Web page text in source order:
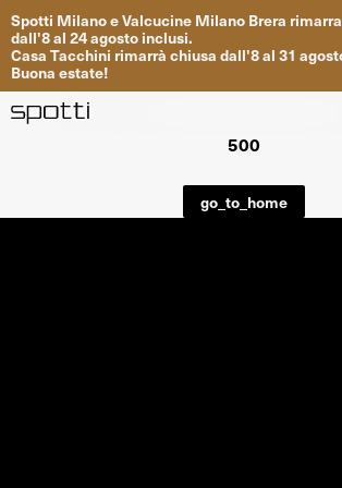
Spotti MilanoeValcucine Milano Brera
dall'8al 24agosto inclusi.
Casa Tacchini rimarrà chiusa dall'8al 31
Buona estate!
Progetti
500
go_to_home